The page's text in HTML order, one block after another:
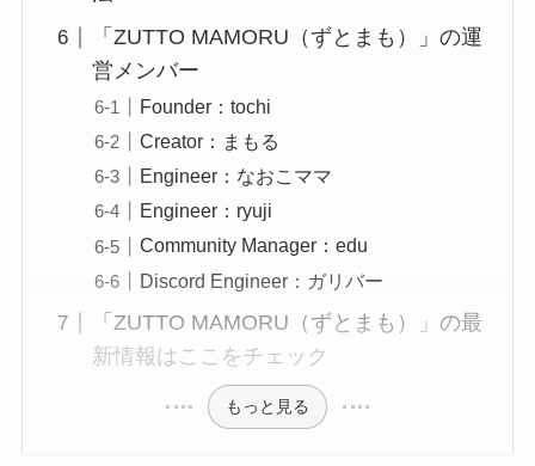
「ZUTTO MAMORU（ずとまも）」の運
営メンバー
Founder：tochi
Creator：まもる
Engineer：なおこママ
Engineer：ryuji
Community Manager：edu
Discord Engineer：ガリバー
「ZUTTO MAMORU（ずとまも）」の最
新情報はここをチェック
もっと見る